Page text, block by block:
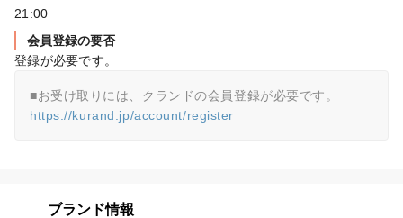
21:00
会員登録の要否
登録が必要です。
https://kurand.jp/account/register
ブランド情報